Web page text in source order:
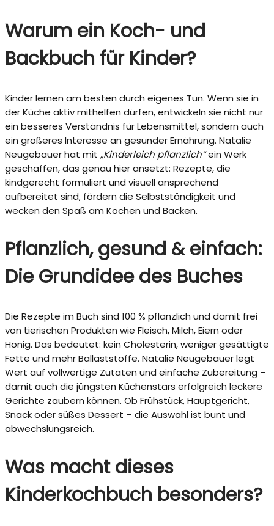
Warum ein Koch- und
Backbuch für Kinder?
Kinder lernen am besten durch eigenes Tun. Wenn sie in
der Küche aktiv mithelfen dürfen, entwickeln sie nicht nur
ein besseres Verständnis für Lebensmittel, sondern auch
ein größeres Interesse an gesunder Ernährung. Natalie
Neugebauer hat mit „Kinderleich pflanzlich“ein Werk
geschaffen, das genau hier ansetzt: Rezepte, die
kindgerecht formuliert und visuell ansprechend
aufbereitet sind, fördern die Selbstständigkeit und
wecken den Spaß am Kochen und Backen.
Pflanzlich, gesund & einfach:
Die Grundidee des Buches
Die Rezepte im Buch sind 100 % pflanzlich und damit frei
von tierischen Produkten wie Fleisch, Milch, Eiern oder
Honig. Das bedeutet: kein Cholesterin, weniger gesättigte
Fette und mehr Ballaststoffe. Natalie Neugebauer legt
Wert auf vollwertige Zutaten und einfache Zubereitung –
damit auch die jüngsten Küchenstars erfolgreich leckere
Gerichte zaubern können. Ob Frühstück, Hauptgericht,
Snack oder süßes Dessert – die Auswahl ist bunt und
abwechslungsreich.
Was macht dieses
Kinderkochbuch besonders?